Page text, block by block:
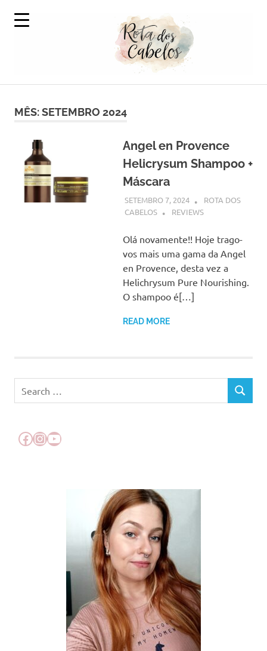
Rota
dos
Cabelos
Mundo
Produtos
Capilares
MÊS:SETEMBRO 2024
Angel en Provence
Helicrysum Shampoo +
Máscara
SETEMBRO 7, 2024
ROTA DOS
CABELOS
REVIEWS
Olá novamente!! Hoje trago-
vos mais uma gama da Angel
en Provence, desta vez a
Helichrysum Pure Nourishing.
O shampoo é[…]
READ MORE
for:
SEARCH
Facebook
Instagram
YouTube